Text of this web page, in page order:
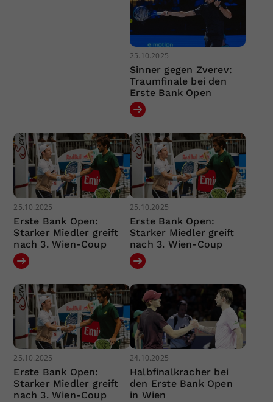
25.10.2025
Sinner gegen Zverev:
Traumfinale bei den
Erste Bank Open
25.10.2025
Erste Bank Open:
Starker Miedler greift
nach 3. Wien-Coup
25.10.2025
Erste Bank Open:
Starker Miedler greift
nach 3. Wien-Coup
25.10.2025
Erste Bank Open:
Starker Miedler greift
nach 3. Wien-Coup
24.10.2025
Halbfinalkracher bei
den Erste Bank Open
in Wien